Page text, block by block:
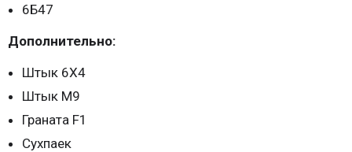
6Б47
Дополнительно:
Штык 6X4
Штык М9
Граната F1
Сухпаек